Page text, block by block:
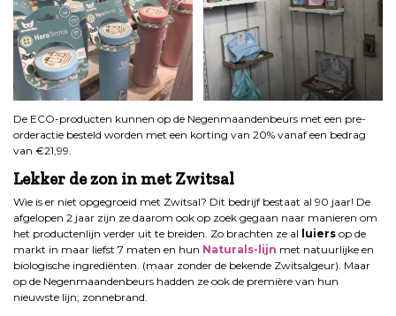
De ECO-producten kunnen op de Negenmaandenbeurs met een pre-
orderactie besteld worden met een korting van 20% vanaf een bedrag
van €21,99.
Lekker de zon in met Zwitsal
Wie is er niet opgegroeid met Zwitsal? Dit bedrijf bestaat al 90 jaar! De
afgelopen 2 jaar zijn ze daarom ook op zoek gegaan naar manieren om
het productenlijn verder uit te breiden. Zo brachten ze al luiers op de
markt in maar liefst 7 maten en hun Naturals-lijn met natuurlijke en
biologische ingrediënten. (maar zonder de bekende Zwitsalgeur). Maar
op de Negenmaandenbeurs hadden ze ook de première van hun
nieuwste lijn; zonnebrand.